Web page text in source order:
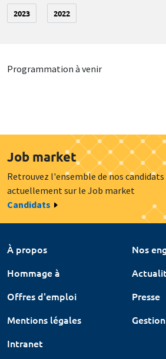
2023 2022
Programmation à venir
Job market
Retrouvez l'ensemble de nos
actuellement sur le Job market
Candidats
À propos
Nos
Hommage à
Offres d'emploi
Presse
Mentions légales
Intranet